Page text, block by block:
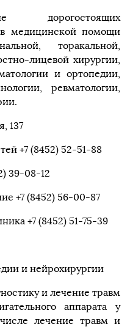
дорогостоящих
медицинской помощи
торакальной,
лицевой хирургии,
и ортопедии,
ревматологии,
137
+7 (8452) 52-51-88
39-08-12
+7 (8452) 56-00-87
+7 (8452) 51-75-39
и нейрохирургии
и лечение травм
аппарата у
лечение травм и